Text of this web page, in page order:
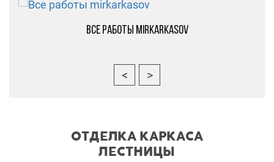
Все работы mirkarkasov
ОТДЕЛКА КАРКАСА
ЛЕСТНИЦЫ